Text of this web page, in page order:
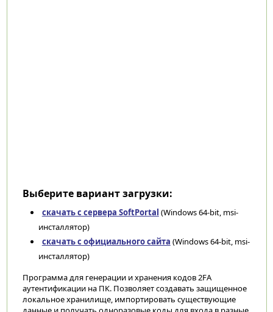
Выберите вариант загрузки:
скачать с сервера SoftPortal (Windows 64-bit, msi-
инсталлятор)
скачать с официального сайта (Windows 64-bit, msi-
инсталлятор)
Программа для генерации и хранения кодов 2FA
аутентификации на ПК. Позволяет создавать защищенное
локальное хранилище, импортировать существующие